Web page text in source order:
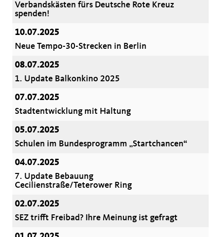
Verbandskästen fürs Deutsche Rote Kreuz
spenden!
10.07.2025
Neue Tempo-30-Strecken in Berlin
08.07.2025
1. Update Balkonkino 2025
07.07.2025
Stadtentwicklung mit Haltung
05.07.2025
Schulen im Bundesprogramm „Startchancen“
04.07.2025
7. Update Bebauung
Cecilienstraße/Teterower Ring
02.07.2025
SEZ trifft Freibad? Ihre Meinung ist gefragt